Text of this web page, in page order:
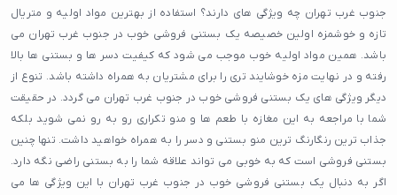
جنوب غرب تهران چه ویژگی های دارند؟ استفاده از بهترین مواد اولیه و متریال
تازه و خوشمزه اولین خصیصه یک بستنی فروشی خوب در جنوب غرب تهران می
باشد. همین مواد اولیه خوب موجب می شود که کیفیت دسر ها و بستنی ها بالا
رفته و در نهایت مزه خوشایند تری را برای مشتریان به همراه داشته باشد. تنوع از
دیگر ویژگی های یک بستنی فروشی خوب در جنوب غرب تهران می گردد. در حقیقت
شما با مراجعه به این مغازه با طعم ها و منو تکراری رو به رو نمی شوید بلکه
جذاب ترین رنگارنگ ترین منو بستنی و دسر را به همراه خواهید داشت. تنها چنین
بستنی فروشی است که به خوبی می تواند علاقه شما را به بستنی راضی نگه دارد.
اگر به دنبال یک بستنی فروشی خوب در جنوب غرب تهران با این ویژگی ها می